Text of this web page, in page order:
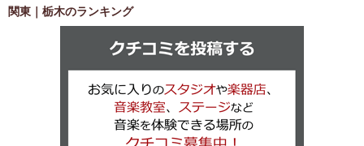
関東｜栃木のランキング